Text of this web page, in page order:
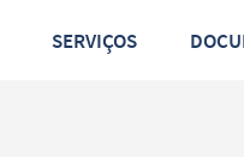
SERVIÇOS